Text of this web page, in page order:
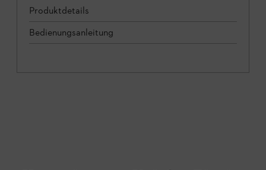
Produktdetails
Bedienungsanleitung